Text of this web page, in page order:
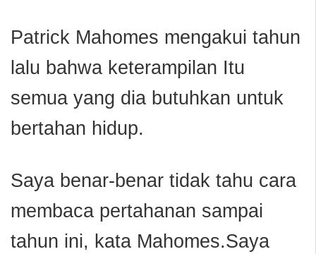
Patrick Mahomes mengakui tahun
lalu bahwa keterampilan Itu
semua yang dia butuhkan untuk
bertahan hidup.
Saya benar-benar tidak tahu cara
membaca pertahanan sampai
tahun ini, kata Mahomes.Saya